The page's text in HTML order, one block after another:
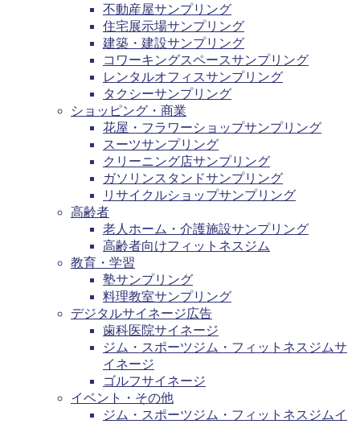
不動産屋サンプリング
住宅展示場サンプリング
建築・建設サンプリング
コワーキングスペースサンプリング
レンタルオフィスサンプリング
タクシーサンプリング
ショッピング・商業
花屋・フラワーショップサンプリング
スーツサンプリング
クリーニング店サンプリング
ガソリンスタンドサンプリング
リサイクルショップサンプリング
高齢者
老人ホーム・介護施設サンプリング
高齢者向けフィットネスジム
教育・学習
塾サンプリング
料理教室サンプリング
デジタルサイネージ広告
歯科医院サイネージ
ジム・スポーツジム・フィットネスジムサ
イネージ
ゴルフサイネージ
イベント・その他
ジム・スポーツジム・フィットネスジムイ